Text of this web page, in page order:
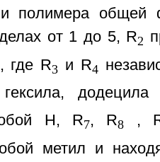
полимера
от 1 до 5, R2
, где R3 и R4
Н, R7, R8
,
метил и